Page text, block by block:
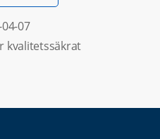
07
kvalitetssäkrat